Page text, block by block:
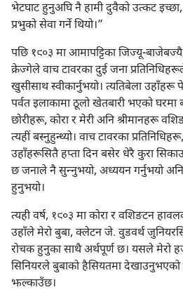
भेटघाट हुनुअघि नै हामी दुवैको उत्कट
प्रभुको सेवा गर्ने थियो।”
पछि १९०३ मा आमापट्टिका जिज्यू-
क्रेज्गेले वाच टावरका दुई जना
खुसीसाथ स्वीकार्नुभयो। त्यतिबेला उहाँहरू
पर्वत इलाकामा ठूलो खेतबारी भएको घरमा
छोरीहरू, कोरा र मेरी अनि श्रीमानहरू
त्यहीं बस्नुहुन्थ्यो। वाच टावरका
उहाँहरूसितै हप्ता दिन बसेर धेरै कुरा
छ जनाले नै सुन्‍नुभयो, अध्ययन गर्नुभयो
हुनुभयो।
त्यही वर्ष, १९०३ मा कोरा र वशिङटन
उहाँले मेरो बुबा, क्लेटन जे. वुडवर्थ
रोचक हुनुका साथै अर्थपूर्ण छ। यसले मेरो
सिनियरले बुबाको हैसियतमा देखाउनुभएको
झल्काउँछ।